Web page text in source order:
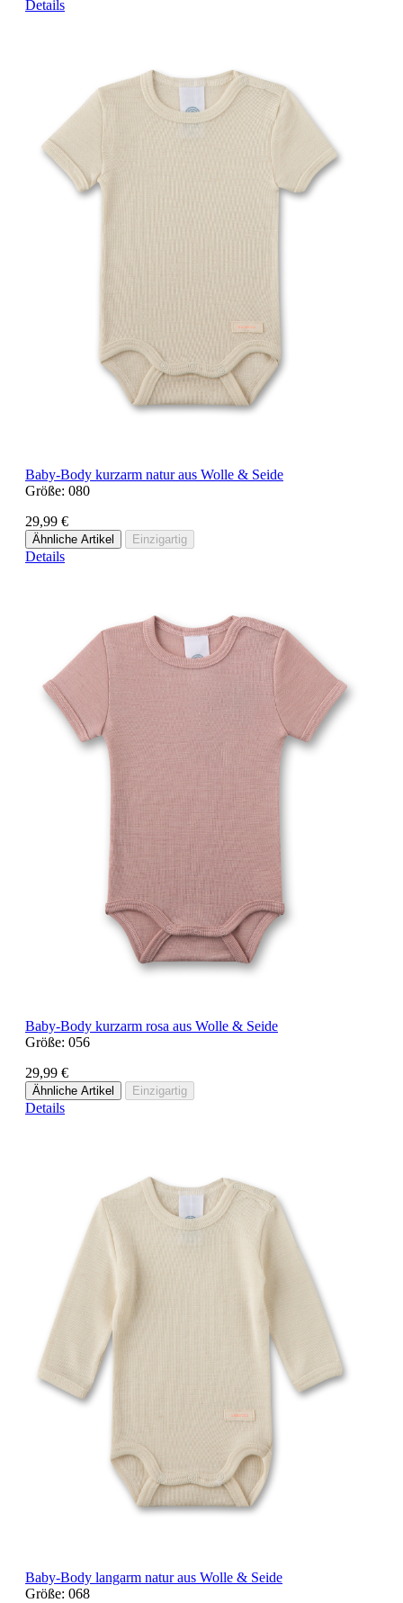
Details
Baby-Body kurzarm natur aus Wolle & Seide
Größe: 080
29,99 €
Ähnliche Artikel Einzigartig
Details
Baby-Body kurzarm rosa aus Wolle & Seide
Größe: 056
29,99 €
Ähnliche Artikel Einzigartig
Details
Baby-Body langarm natur aus Wolle & Seide
Größe: 068